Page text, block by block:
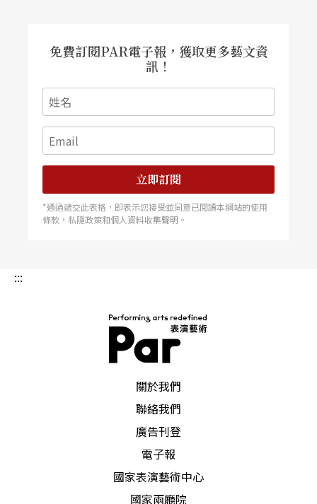
免費訂閱PAR電子報，獲取更多藝文資
訊！
立即訂閱
*通過遞交此表格，即表示您接受並同意已閱讀本網站的使用
條款，私隱政策和個人資料收集聲明。
:::
關於我們
聯絡我們
廣告刊登
電子報
國家表演藝術中心
國家兩廳院